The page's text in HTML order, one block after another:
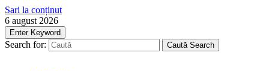
Sari la conținut
6 august 2026
Enter Keyword
Search for: Caută Search